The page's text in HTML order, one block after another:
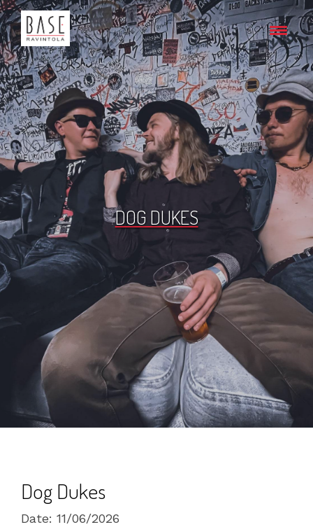
DOG DUKES
Dog Dukes
Date: 11/06/2026